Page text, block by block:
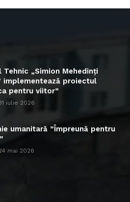
Tehnic „Simion Mehedinți
implementează proiectul
pentru viitor”
iulie 2026
umanitară ”Împreună pentru
mai 2026